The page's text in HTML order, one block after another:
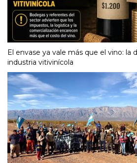
El envase ya vale más que el vino: la
industria vitivinícola